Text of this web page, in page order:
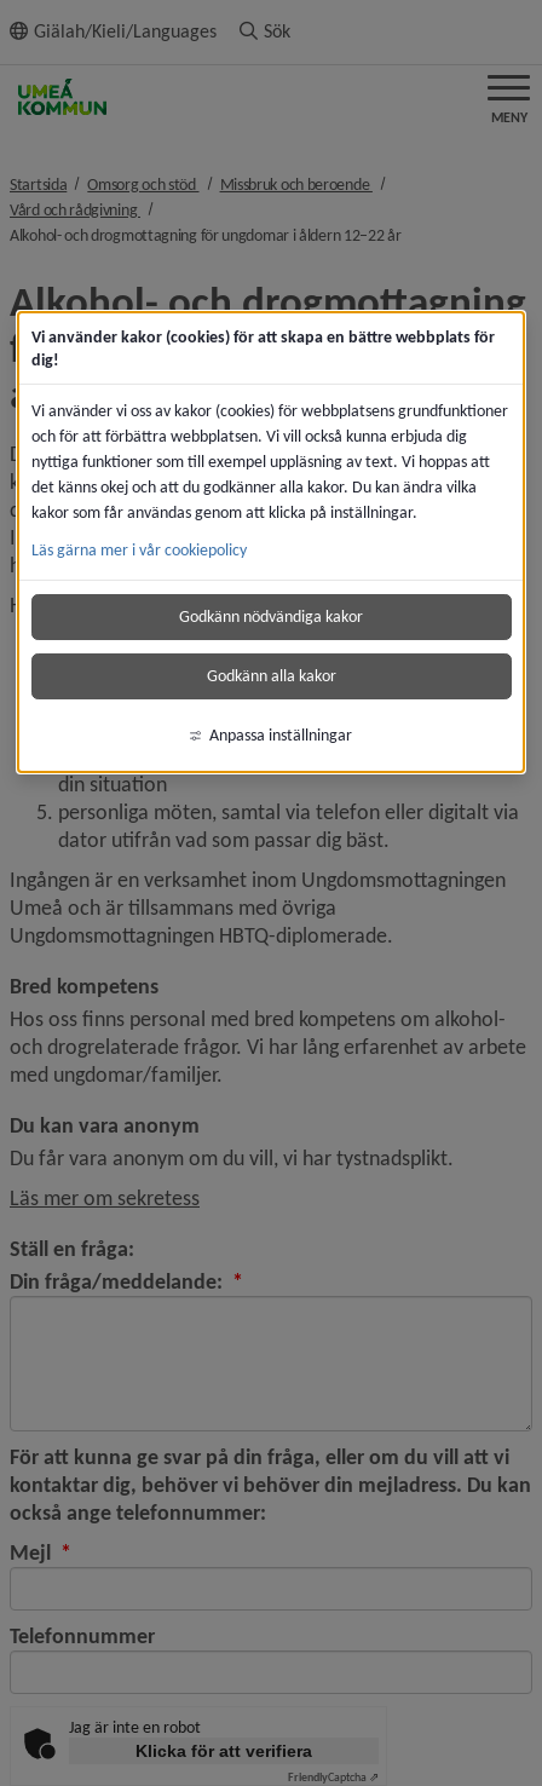
innehållet
Giälah/Kieli/Languages Sök
MENY
Startsida Omsorg och stöd nivå i brödsmulenavigeringen
Missbruk och beroende nivå i
Vård och rådgivning nivå i brödsmulenavigeringen
Alkohol- och drogmottagning för ungdomar i åldern 12–22 årnivå i
Alkohol- och drogmottagning
för ungdomar i åldern 12–22
år, Ingången
Du som är 12–22 år och har tankar och funderingar, eller
känner oro för dig själv eller andra, när det gäller alkohol,
droger eller digitalt spelande är välkommen att kontakta
Ingången. Även föräldrar och andra vuxna är välkomna att
höra av sig. Ingen fråga är för stor eller för liten.
Här får du
rådgivning och information om alkohol och droger
motivation, råd och stöd till förändring
hjälp att vid behov ta kontakt med övrig socialtjänst
eller andra verksamheter
din situation
personliga möten, samtal via telefon eller digitalt via
dator utifrån vad som passar dig bäst.
Ingången är en verksamhet inom Ungdomsmottagningen
Umeå och är tillsammans med övriga
Ungdomsmottagningen HBTQ-diplomerade.
Bred kompetens
Hos oss finns personal med bred kompetens om alkohol-
och drogrelaterade frågor. Vi har lång erfarenhet av arbete
med ungdomar/familjer.
Du kan vara anonym
Du får vara anonym om du vill, vi har tystnadsplikt.
Läs mer om sekretess
Ställ en fråga:
Din fråga/meddelande: *
För att kunna ge svar på din fråga, eller om du vill att vi
kontaktar dig, behöver vi behöver din mejladress. Du kan
också ange telefonnummer:
Mejl *
Telefonnummer
Jag är inte en robot
Klicka för att verifiera
FriendlyCaptcha ⇗
Vi använder kakor (cookies) för att skapa en bättre webbplats för
dig!
Vi använder vi oss av kakor (cookies) för webbplatsens grundfunktioner
och för att förbättra webbplatsen. Vi vill också kunna erbjuda dig
nyttiga funktioner som till exempel uppläsning av text. Vi hoppas att
det känns okej och att du godkänner alla kakor. Du kan ändra vilka
kakor som får användas genom att klicka på inställningar.
Läs gärna mer i vår cookiepolicy
Godkänn nödvändiga kakor
Godkänn alla kakor
Anpassa inställningar